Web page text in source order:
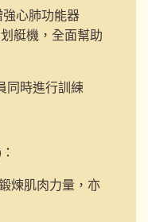
強心肺功能器
艇機， 全面幫助
同時進行訓練
：
煉肌肉力量，亦